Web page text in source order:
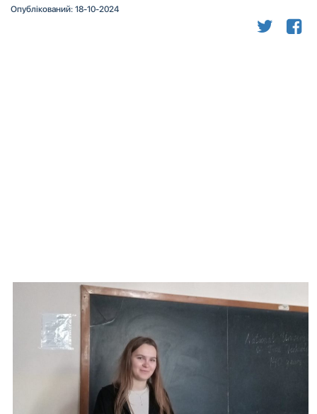
Опублікований: 18-10-2024